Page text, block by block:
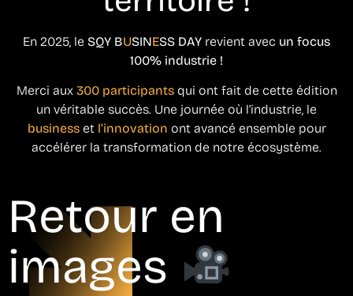
En 2025, le SQY BUSINESS DAY revient avec un focus
100% industrie !
Merci aux 300 participantsqui ont fait de cette édition
un véritable succès. Une journée où l’industrie, le
businesset l’innovation ont avancé ensemble pour
accélérer la transformation de notre écosystème.
Retour en
images